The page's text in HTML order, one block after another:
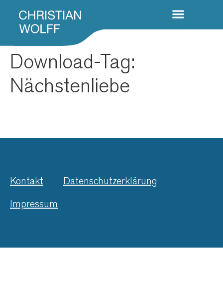
Download-Tag:
Nächstenliebe
Kontakt
Datenschutzerklärung
Impressum